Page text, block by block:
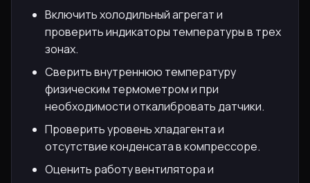
Включить холодильный агрегат и
проверить индикаторы температуры в трех
зонах.
Сверить внутреннюю температуру
физическим термометром и при
необходимости откалибровать датчики.
Проверить уровень хладагента и
отсутствие конденсата в компрессоре.
Оценить работу вентилятора и